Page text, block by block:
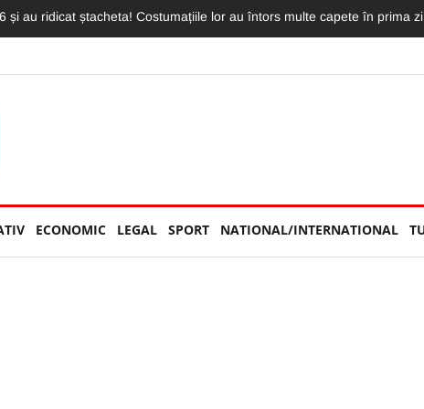
înnebunit pe clujeni. Show exploziv în fața unui stadion neîncăpător,
ECONOMIC LEGAL SPORT NATIONAL/INTERNATIONAL